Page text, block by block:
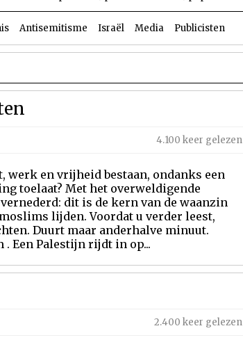
Antisemitisme Israël Media Publicisten
4.100 keer gelezen
werk en vrijheid bestaan, ondanks een
toelaat? Met het overweldigende
dit is de kern van de waanzin
lijden. Voordat u verder leest,
Duurt maar anderhalve minuut.
. Een Palestijn rijdt in op...
2.400 keer gelezen